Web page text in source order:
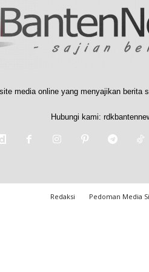
media online yang menyajikan
Hubungi kami:
Redaksi Pedoman Media